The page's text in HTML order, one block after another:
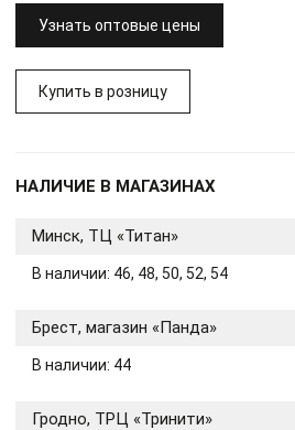
Узнать оптовые цены
Купить в розницу
НАЛИЧИЕ В МАГАЗИНАХ
Минск, ТЦ «Титан»
В наличии: 46, 48, 50, 52, 54
Брест, магазин «Панда»
В наличии: 44
Гродно, ТРЦ «Тринити»